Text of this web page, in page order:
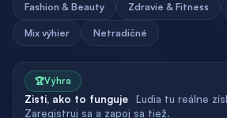
Fashion & Beauty Zdravie & Fitness
Mix výhier Netradičné
🏆Výhra
Zisti, ako to funguje
Ľudia tu reálne
Zaregistruj sa a zapoj sa tiež.